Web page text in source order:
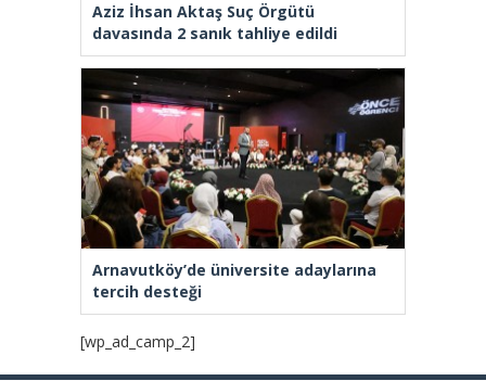
Aziz İhsan Aktaş Suç Örgütü
davasında 2 sanık tahliye edildi
Arnavutköy’de üniversite adaylarına
tercih desteği
[wp_ad_camp_2]